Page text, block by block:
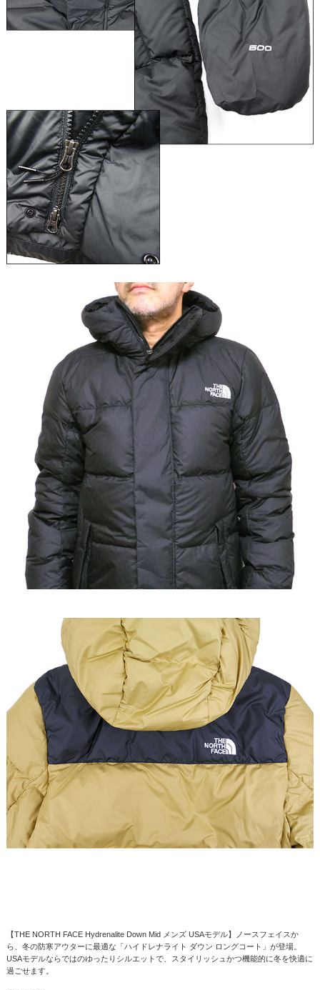
【THE NORTH FACE Hydrenalite Down Mid メンズ USAモデル】ノースフェイスか
ら、冬の防寒アウターに最適な「ハイドレナライト ダウン ロングコート」が登場。
USAモデルならではのゆったりシルエットで、スタイリッシュかつ機能的に冬を快適に
過ごせます。